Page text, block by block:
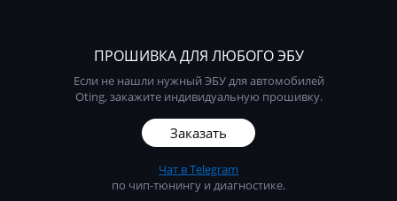
Madill
ПРОШИВКА ДЛЯ ЛЮБОГО ЭБУ
Если не нашли нужный ЭБУ для автомобилей
Oting, закажите индивидуальную прошивку.
Заказать
Чат в Telegram
по чип-тюнингу и диагностике.